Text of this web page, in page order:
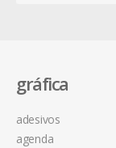
gráfica
adesivos
agenda